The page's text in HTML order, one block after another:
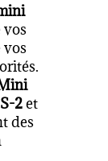
vos
2et
des